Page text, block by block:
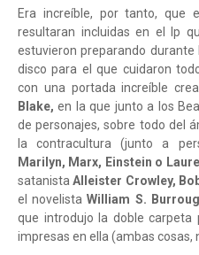
Era increíble, por tanto, que
resultaran incluidas en el lp
estuvieron preparando
disco para el que cuidaron
con una portada increíble
Blake, en la que junto a los
de personajes, sobre todo del
la contracultura (junto a
Marilyn, Marx, Einstein o
satanistaAlleister Crowley,
el novelistaWilliam S.
que introdujo la doble carpeta
impresas en ella (ambas cosas,